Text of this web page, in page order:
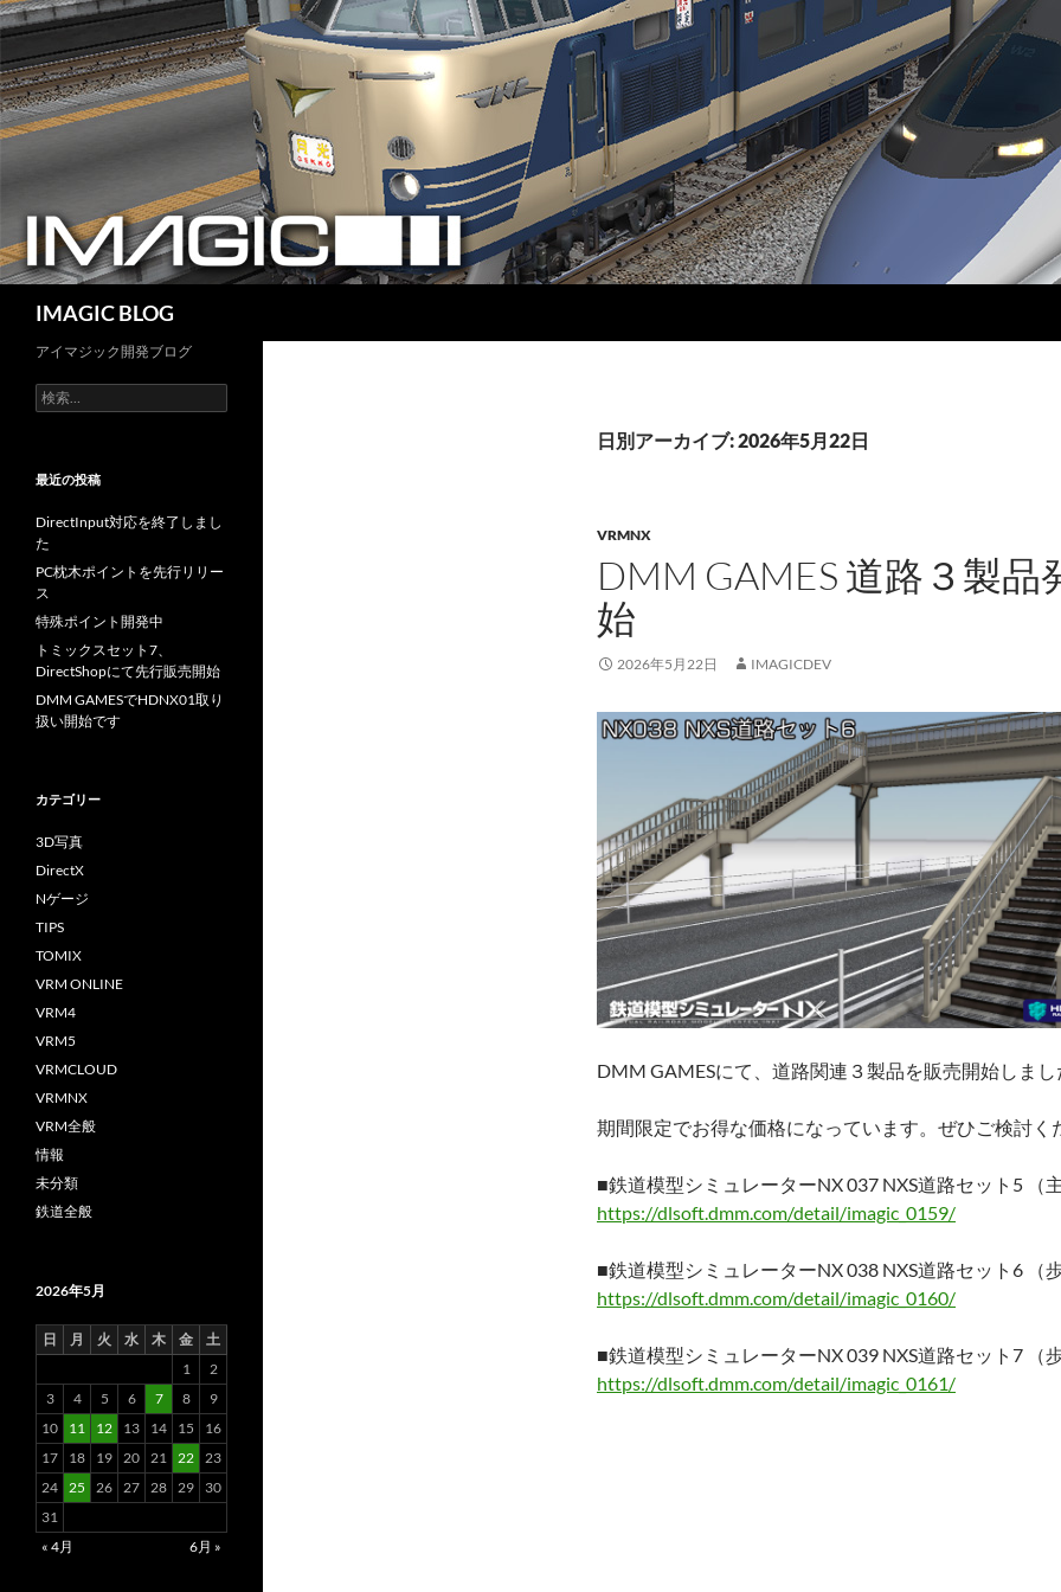
コ
ン
テ
ン
ツ
ッ
プ
IMAGIC BLOG
日別アーカイブ: 2026年5月22日
VRMNX
DMM GAMES 道路３製品
始
2026年5月22日 IMAGICDEV
DMM GAMESにて、道路関連３製品を販売開始しまし
期間限定でお得な価格になっています。ぜひご検討く
■鉄道模型シミュレーターNX 037 NXS道路セット5 （
https://dlsoft.dmm.com/detail/imagic_0159/
■鉄道模型シミュレーターNX 038 NXS道路セット6 （
https://dlsoft.dmm.com/detail/imagic_0160/
■鉄道模型シミュレーターNX 039 NXS道路セット7 （
https://dlsoft.dmm.com/detail/imagic_0161/
アイマジック開発ブログ
検
索:
最近の投稿
DirectInput対応を終了しまし
た
PC枕木ポイントを先行リリー
ス
特殊ポイント開発中
トミックスセット7、
DirectShopにて先行販売開始
DMM GAMESでHDNX01取り
扱い開始です
カテゴリー
3D写真
DirectX
Nゲージ
TIPS
TOMIX
VRM ONLINE
VRM4
VRM5
VRMCLOUD
VRMNX
VRM全般
情報
未分類
鉄道全般
2026年5月
日 月 火 水 木 金
土
1
2
3
4 5 6 7 8
9
10
11 12 13 14 15
16
17
18 19 20 21 22 23
24 25 26 27 28 29
30
31
« 4月
6月 »